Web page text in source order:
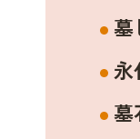
墓
永
墓